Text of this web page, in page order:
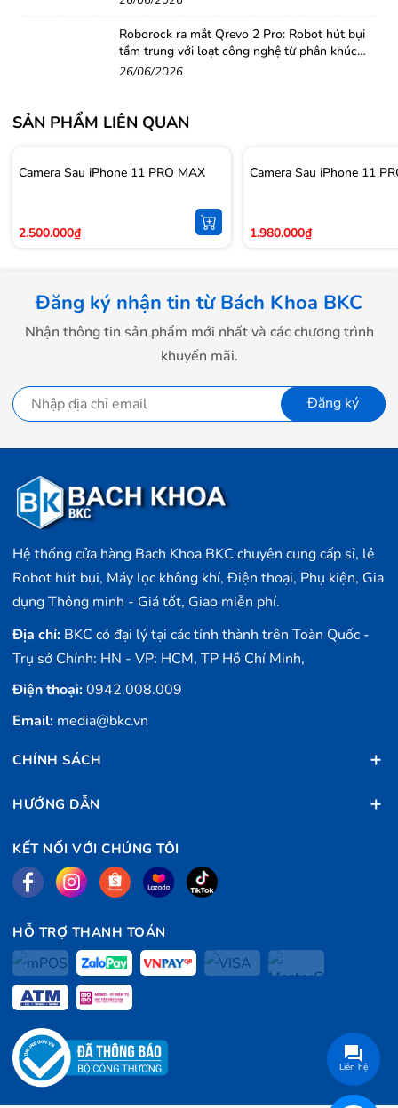
Roborock ra mắt Qrevo 2 Pro: Robot hút bụi
tầm trung với loạt công nghệ từ phân khúc
cao cấp
26/06/2026
SẢN PHẨM LIÊN QUAN
Camera Sau iPhone 11 PRO MAX
2.500.000₫
Camera Sau iPhone 11
1.980.000₫
Đăng ký nhận tin từ Bách Khoa BKC
Nhận thông tin sản phẩm mới nhất và các chương trình
khuyến mãi.
Đăng ký
Hệ thống cửa hàng Bach Khoa BKC chuyên cung cấp sỉ, lẻ
Robot hút bụi, Máy lọc không khí, Điện thoại, Phụ kiện, Gia
dụng Thông minh - Giá tốt, Giao miễn phí.
Địa chỉ: BKC có đại lý tại các tỉnh thành trên Toàn Quốc -
Trụ sở Chính: HN - VP: HCM, TP Hồ Chí Minh,
Điện thoại:0942.008.009
Email: media@bkc.vn
CHÍNH SÁCH
HƯỚNG DẪN
KẾT NỐI VỚI CHÚNG TÔI
HỖ TRỢ THANH TOÁN
Liên hệ